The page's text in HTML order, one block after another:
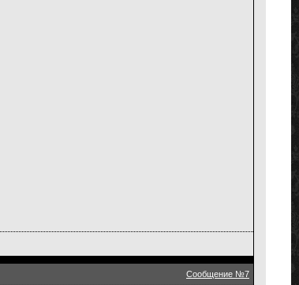
Сообщение №7